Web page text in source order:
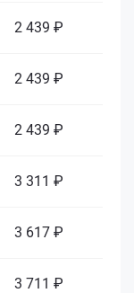
2 439 ₽
2 439 ₽
2 439 ₽
3 311 ₽
3 617 ₽
3 711 ₽